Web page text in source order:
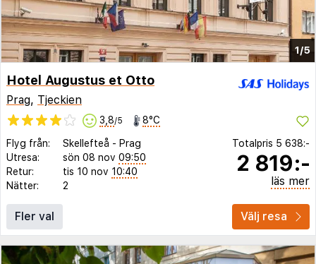
1/5
Hotel Augustus et Otto
Prag, Tjeckien
3,8/5 8°C
Flyg från: Skellefteå - Prag
Utresa:
sön 08 nov 09:50
Retur:
tis 10 nov 10:40
Nätter:
2
Totalpris 5 638:-
2 819:-
läs mer
Fler val Välj resa